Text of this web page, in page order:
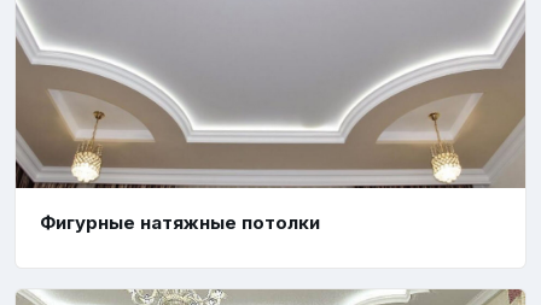
Фигурные натяжные потолки